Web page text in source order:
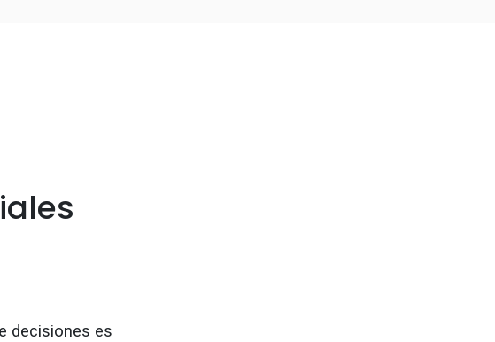
decisiones es